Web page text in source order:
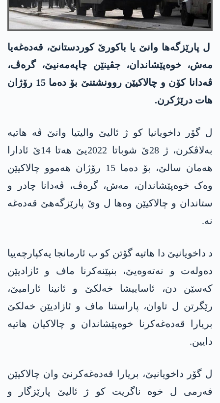
ل پارێزگەھا وانێ یا باکورێ کوردستانێ، قەدەغەیا
مەش، خوەپێشاندان، جڤینێن چاپەمەنیێ، گرەڤ،
ڤەدانا کۆن و چالاکیێن روونشتنێ بۆ دەما 15 رۆژان
ھات درێژکرن.
ل گۆر داخویانیا کو ژ ئالیێ والیتیا وانێ ڤە ھاتیە
بەلاڤکرن، ژ 28ێ شوباتا 2022یێ ھەتا 14ێ ئادارا
ھەمان سالێ، بۆ دەما 15 رۆژان ھەموو چالاکیێن
وەک خوەپێشاندان، مەش، گرەڤ، ڤەدانا چادر و
ستاندان و چالاکیێن وەھا ل وێ پارێزگەھێ قەدەغە
نە.
د داخویانیێ دا هاتیە گۆتن کو ب ئارمانجا یەکپارچەییا
دەولەت و نەتەوەیێ، بنپێنەکرنا ماف و ئازادیێن
کەسێن دن، ئاساییشا خەلکێ و ئانینا ئارامیێ،
رێگرتن ل تاوان، پاراستنا ماف و ئازادیێن خەلکێ
بریارا قەدەغەکرنا خوەپێشاندان و چالاکیان ھاتیە
دایین.
ل گۆر داخویانیێ، بریارا قەدەغەکرنێ وان چالاکیێن
فەرمی ل خوە ناگریت کو ژ ئالیێ پارێزگار و